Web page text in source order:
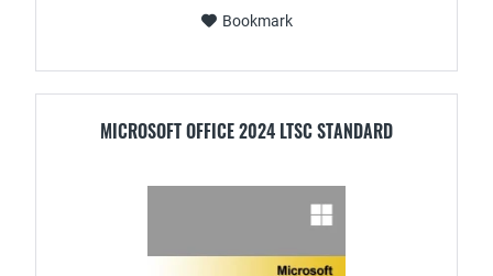
Bookmark
MICROSOFT OFFICE 2024 LTSC STANDARD